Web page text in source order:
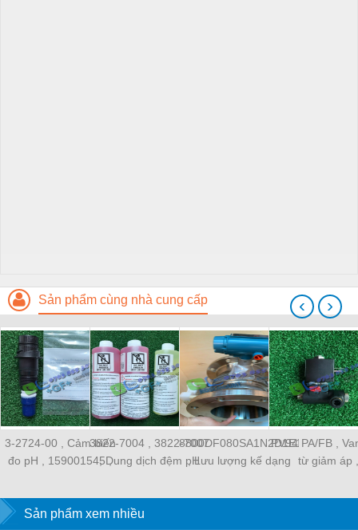
Sản phẩm cùng nhà cung cấp
3-2724-00 , Cảm biến
đo pH , 159001545 ,
3822-7004 , 3822-7007
, Dung dịch đệm pH
Vietnam ,
8800DF080SA1N2D1E1M5T1Q4
, Lưu lượng kế dạng
Vietnam ,
PV94 PA/FB ,
từ giảm áp ,
Vietnam ,
‹ ›
Sản phẩm xem nhiều